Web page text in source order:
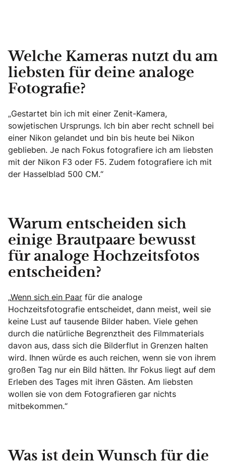
Welche Kameras nutzt du am
liebsten für deine analoge
Fotografie?
„Gestartet bin ich mit einer Zenit-Kamera,
sowjetischen Ursprungs. Ich bin aber recht schnell bei
einer Nikon gelandet und bin bis heute bei Nikon
geblieben. Je nach Fokus fotografiere ich am liebsten
mit der Nikon F3 oder F5. Zudem fotografiere ich mit
der Hasselblad 500 CM.“
Warum entscheiden sich
einige Brautpaare bewusst
für analoge Hochzeitsfotos
entscheiden?
„Wenn sich ein Paar für die analoge
Hochzeitsfotografie entscheidet, dann meist, weil sie
keine Lust auf tausende Bilder haben. Viele gehen
durch die natürliche Begrenztheit des Filmmaterials
davon aus, dass sich die Bilderflut in Grenzen halten
wird. Ihnen würde es auch reichen, wenn sie von ihrem
großen Tag nur ein Bild hätten. Ihr Fokus liegt auf dem
Erleben des Tages mit ihren Gästen. Am liebsten
wollen sie von dem Fotografieren gar nichts
mitbekommen.“
Was ist dein Wunsch für die